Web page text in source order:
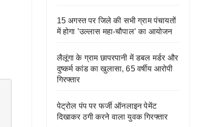
15 अगस्त पर जिले की सभी ग्राम पंचायतों
में होगा ’उल्लास महा-चौपाल’ का आयोजन
लैलूंगा के ग्राम छापरपानी में डबल मर्डर और
दुष्कर्म कांड का खुलासा, 65 वर्षीय आरोपी
गिरफ्तार
पेट्रोल पंप पर फर्जी ऑनलाइन पेमेंट
दिखाकर ठगी करने वाला युवक गिरफ्तार